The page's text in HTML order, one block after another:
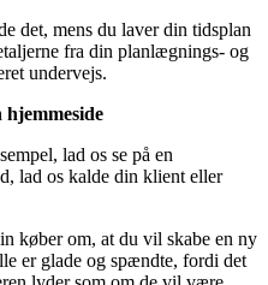
det, mens du laver din tidsplan
fra din planlægnings- og
undervejs.
lad os se på en
lad os kalde din klient eller
køber om, at du vil skabe en ny
er glade og spændte, fordi det